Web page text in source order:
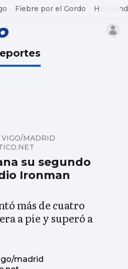
Fiebre por el Gordo
su segundo
Ironman
VIGO/MADRID
más de cuatro
a pie y superó a
madrid